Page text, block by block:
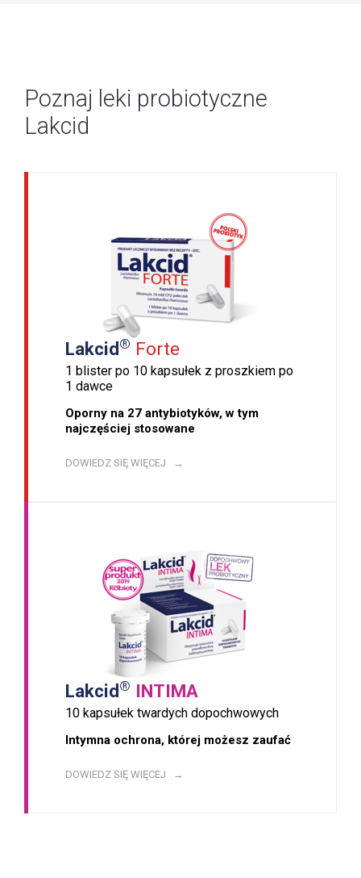
Poznaj leki probiotyczne
Lakcid
Lakcid® Forte
1 blister po 10 kapsułek z proszkiem po
1 dawce
Oporny na 27 antybiotyków, w tym
najczęściej stosowane
DOWIEDZ SIĘ WIĘCEJ →
Lakcid® INTIMA
10 kapsułek twardych dopochwowych
Intymna ochrona, której możesz zaufać
DOWIEDZ SIĘ WIĘCEJ →